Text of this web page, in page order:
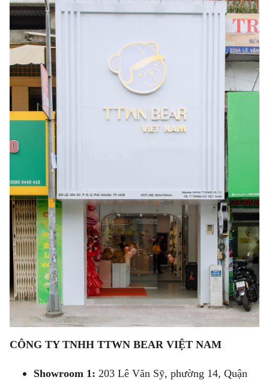
CÔNG TY TNHH TTWN BEAR VIỆT NAM
Showroom 1: 203 Lê Văn Sỹ, phường 14, Quận